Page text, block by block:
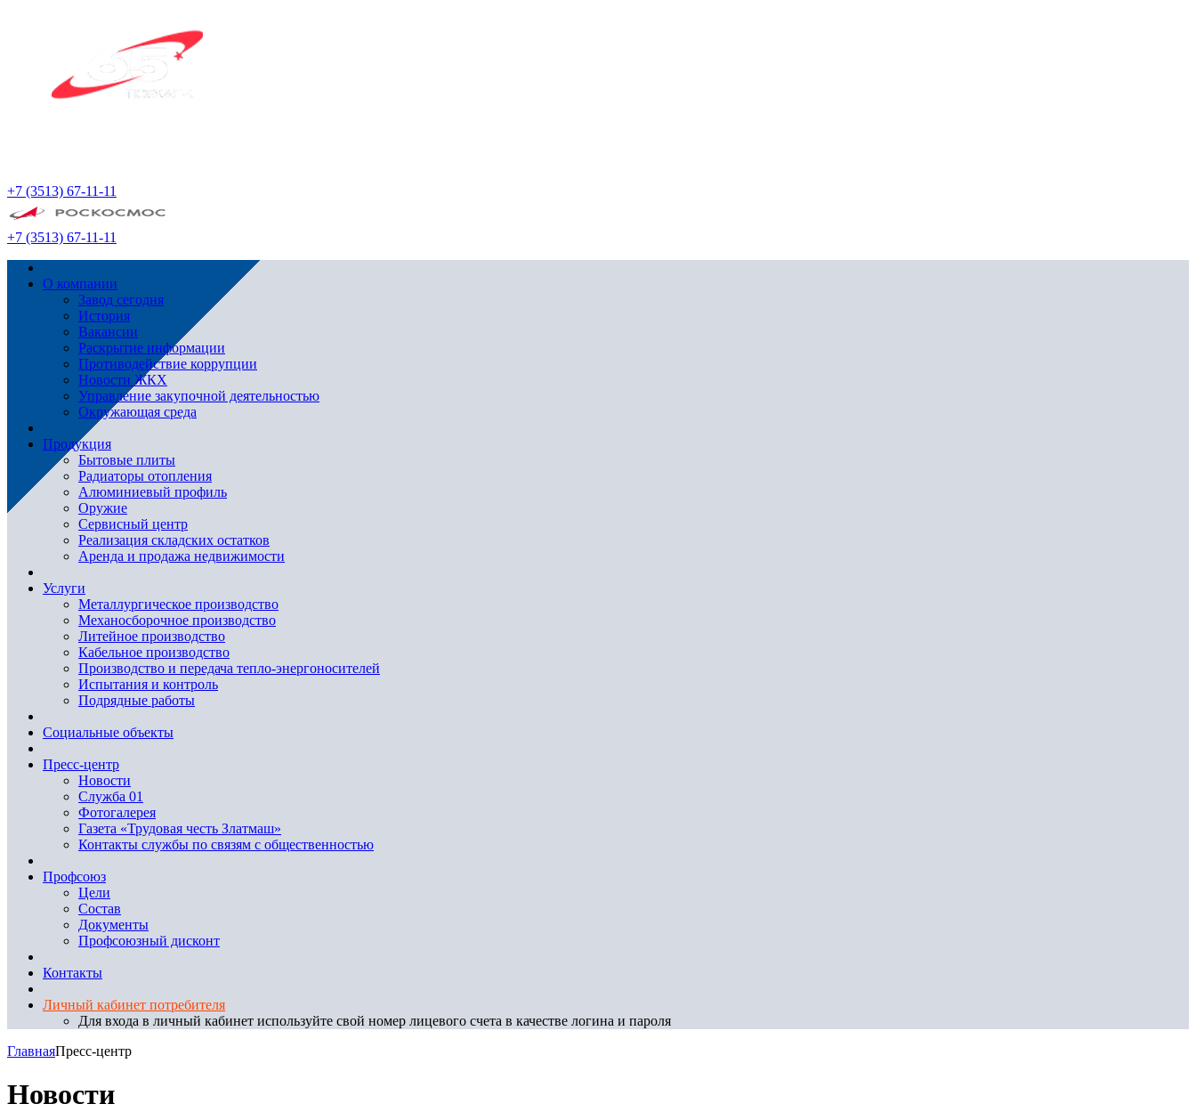
+7 (3513) 67-11-11
+7 (3513) 67-11-11
О компании
Завод сегодня
История
Вакансии
Раскрытие информации
Противодействие коррупции
Новости ЖКХ
Управление закупочной деятельностью
Окружающая среда
Продукция
Бытовые плиты
Радиаторы отопления
Алюминиевый профиль
Оружие
Сервисный центр
Реализация складских остатков
Аренда и продажа недвижимости
Услуги
Металлургическое производство
Механосборочное производство
Литейное производство
Кабельное производство
Производство и передача тепло-энергоносителей
Испытания и контроль
Подрядные работы
Социальные объекты
Пресс-центр
Новости
Служба 01
Фотогалерея
Газета «Трудовая честь Златмаш»
Контакты службы по связям с общественностью
Профсоюз
Цели
Состав
Документы
Профсоюзный дисконт
Контакты
Личный кабинет потребителя
Для входа в личный кабинет используйте свой номер лицевого счета в качестве логина и пароля
ГлавнаяПресс-центр
Новости